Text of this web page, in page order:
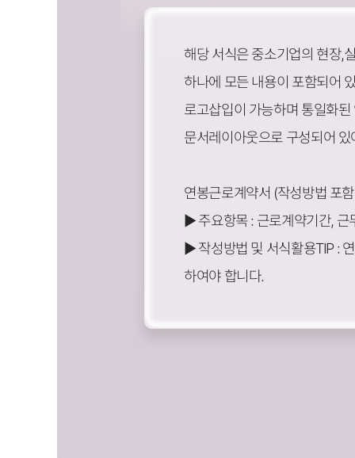
해당 서식은 중소기업의 현장,
하나에 모든 내용이 포함되어
로고삽입이 가능하며 통일화
문서레이아웃으로 구성되어
연봉근로계약서 (작성방법 포
▶ 주요항목 : 근로계약기간, 근
▶ 작성방법 및 서식활용TIP :
하여야 합니다.